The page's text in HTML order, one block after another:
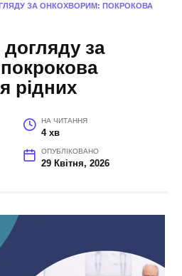
ЗА ОНКОХВОРИМ: ПОКРОКОВА
за
рідних
НА ЧИТАННЯ
4 хв
ОПУБЛІКОВАНО
29 Квітня, 2026